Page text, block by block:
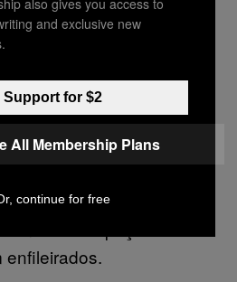
rumando depois para
nos disseram que foi
Muçulmana que
Eles estavam vindo de
onde os corpos de
manifestantes —
na desocupação da
and exclusive new
Support for $2
All Membership Plans
continue for free